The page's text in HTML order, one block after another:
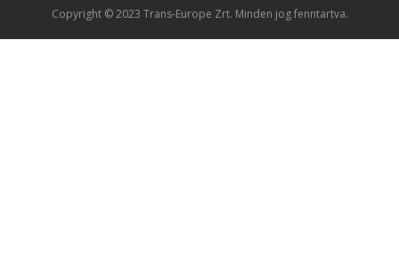
Copyright © 2023 Trans-Europe Zrt. Minden jog fenntartva.